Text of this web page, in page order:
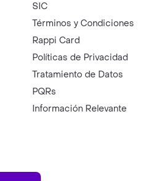
SIC
Términos y Condiciones
Rappi Card
Políticas de Privacidad
Tratamiento de Datos
PQRs
Información Relevante
AppGallery